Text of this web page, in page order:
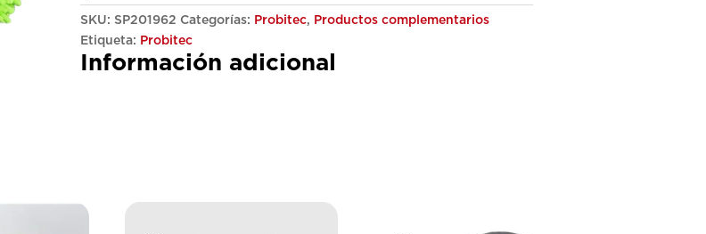
cantidad
SKU: SP201962 Categorías: Probitec, Productos complementarios
Etiqueta: Probitec
Información adicional